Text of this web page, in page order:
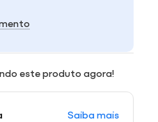
este produto agora!
Saiba mais